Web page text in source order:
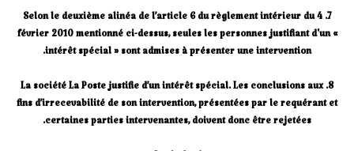
7. Selon le deuxième alinéa de l’article 6 du règlement intérieur du 4
février 2010 mentionné ci-dessus, seules les personnes justifiant d'un «
intérêt spécial » sont admises à présenter une intervention.
8. La société La Poste justifie d’un intérêt spécial. Les conclusions aux
fins d’irrecevabilité de son intervention, présentées par le requérant et
certaines parties intervenantes, doivent donc être rejetées.